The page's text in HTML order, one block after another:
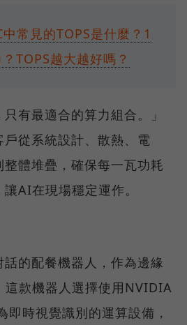
常見的TOPS是什麼？1
TOPS越大越好嗎？
有最適合的算力組合。」
從系統設計、散熱、電
體堆疊，確保每一瓦功耗
AI在現場穩定運作。
的配餐機器人，作為邊緣
這款機器人選擇使用NVIDIA
時視覺識別的運算設備，